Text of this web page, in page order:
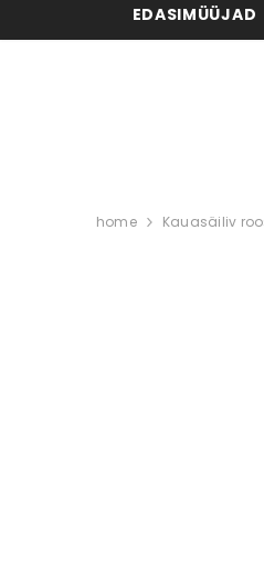
EDASIMÜÜJAD
home Kauasäiliv